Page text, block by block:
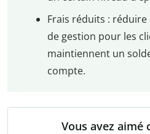
Frais réduits :
de gestion pour les
maintiennent un
compte.
Vous avez aimé